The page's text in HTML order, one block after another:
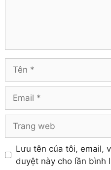
Hậu Giang
Hưng Yên
Khánh Hòa
web
Lưu tên của tôi, email,
duyệt này cho lần bình